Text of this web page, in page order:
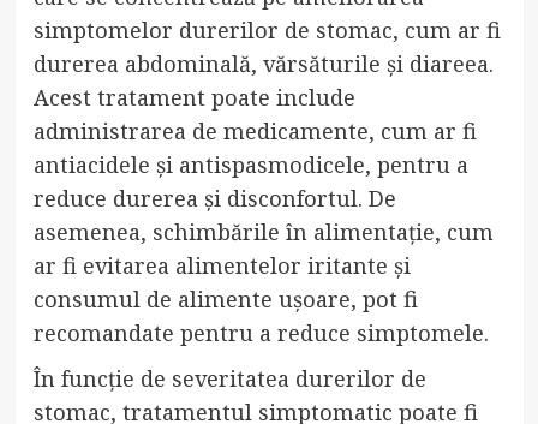
simptomelor durerilor de stomac, cum ar fi
durerea abdominală, vărsăturile și diareea.
Acest tratament poate include
administrarea de medicamente, cum ar fi
antiacidele și antispasmodicele, pentru a
reduce durerea și disconfortul. De
asemenea, schimbările în alimentație, cum
ar fi evitarea alimentelor iritante și
consumul de alimente ușoare, pot fi
recomandate pentru a reduce simptomele.
În funcție de severitatea durerilor de
stomac, tratamentul simptomatic poate fi